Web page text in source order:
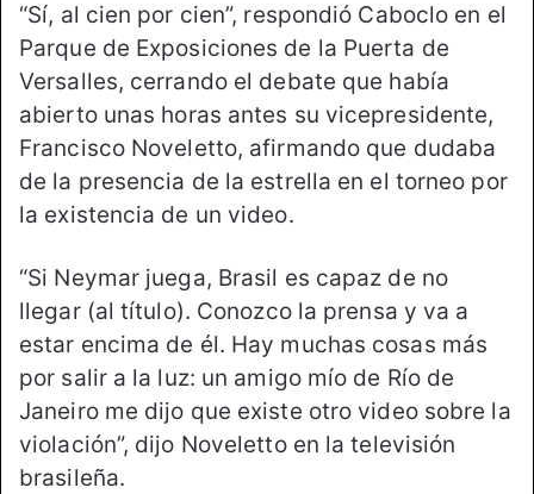
“Sí, al cien por cien”, respondió Caboclo en el
Parque de Exposiciones de la Puerta de
Versalles, cerrando el debate que había
abierto unas horas antes su vicepresidente,
Francisco Noveletto, afirmando que dudaba
de la presencia de la estrella en el torneo por
la existencia de un video.
“Si Neymar juega, Brasil es capaz de no
llegar (al título). Conozco la prensa y va a
estar encima de él. Hay muchas cosas más
por salir a la luz: un amigo mío de Río de
Janeiro me dijo que existe otro video sobre la
violación”, dijo Noveletto en la televisión
brasileña.